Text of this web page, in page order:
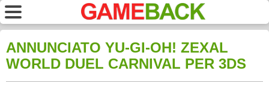
ANNUNCIATO YU-GI-OH! ZEXAL
WORLD DUEL CARNIVAL PER 3DS